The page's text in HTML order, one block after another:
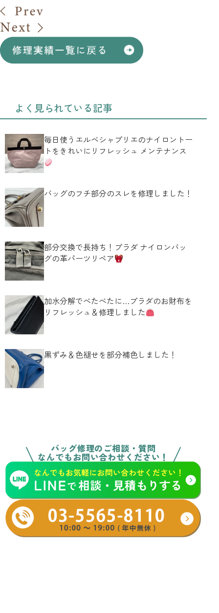
よく見られている記事
毎日使うエルベシャプリエのナイロントー
トをきれいにリフレッシュ メンテナンス
バッグのフチ部分のスレを修理しました！
部分交換で長持ち！プラダ ナイロンバッ
グの革パーツリペア
加水分解でべたべたに…プラダのお財布を
リフレッシュ＆修理しました
黒ずみ＆色褪せを部分補色しました！
バッグ修理のご相談・質問
なんでもお問い合わせください！